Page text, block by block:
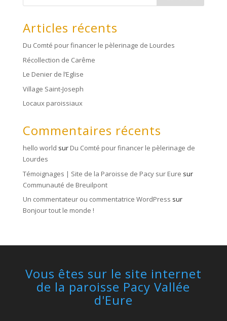
Articles récents
Du Comté pour financer le pèlerinage de Lourdes
Récollection de Carême
Le Denier de l’Eglise
Village Saint-Joseph
Locaux paroissiaux
Commentaires récents
hello world sur Du Comté pour financer le pèlerinage de
Lourdes
Témoignages | Site de la Paroisse de Pacy sur Eure sur
Communauté de Breuilpont
Un commentateur ou commentatrice WordPress sur
Bonjour tout le monde !
Vous êtes sur le site internet
de la paroisse Pacy Vallée
d'Eure